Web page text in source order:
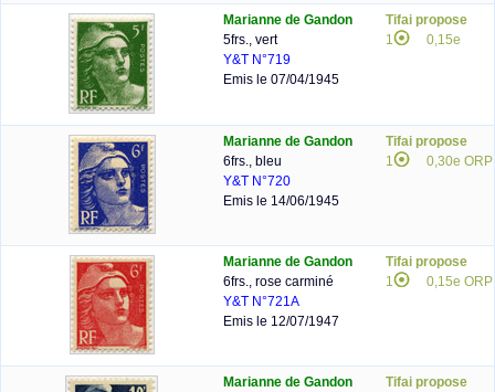
Marianne de Gandon
5frs., vert
Y&T N°719
Emis le 07/04/1945
Tifai propose
1
0,15e
Marianne de Gandon
6frs., bleu
Y&T N°720
Emis le 14/06/1945
Tifai propose
1
0,30e ORP
Marianne de Gandon
6frs., rose carminé
Y&T N°721A
Emis le 12/07/1947
Tifai propose
1
0,15e ORP
Marianne de Gandon
Tifai propose